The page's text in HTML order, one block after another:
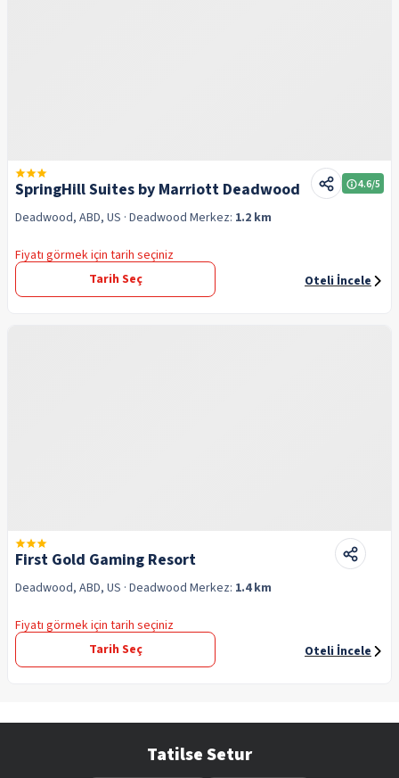
SpringHill Suites by Marriott Deadwood 4.6/5
Deadwood, ABD, US · Deadwood Merkez: 1.2 km
Fiyatı görmek için tarih seçiniz
Tarih Seç
Oteli İncele
First Gold Gaming Resort
Deadwood, ABD, US · Deadwood Merkez: 1.4 km
Fiyatı görmek için tarih seçiniz
Tarih Seç
Oteli İncele
Tatilse Setur